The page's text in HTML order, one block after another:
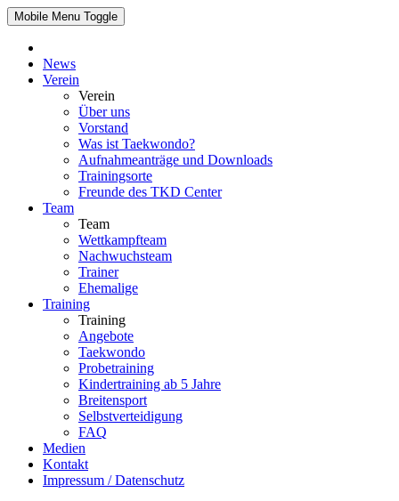
Mobile Menu Toggle
News
Verein
Verein
Über uns
Vorstand
Was ist Taekwondo?
Aufnahmeanträge und Downloads
Trainingsorte
Freunde des TKD Center
Team
Team
Wettkampfteam
Nachwuchsteam
Trainer
Ehemalige
Training
Training
Angebote
Taekwondo
Probetraining
Kindertraining ab 5 Jahre
Breitensport
Selbstverteidigung
FAQ
Medien
Kontakt
Impressum / Datenschutz